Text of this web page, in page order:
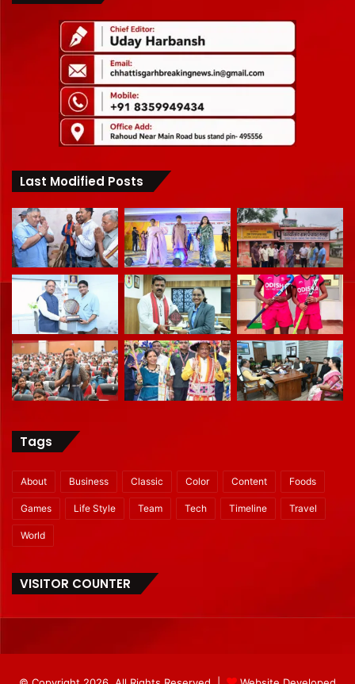
Last Modified Posts
Tags
About Business Classic Color Content Foods
Games Life Style Team Tech Timeline Travel
World
VISITOR COUNTER